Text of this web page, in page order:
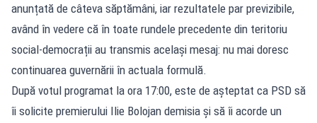
anunțată de câteva săptămâni, iar rezultatele par previzibile,
având în vedere că în toate rundele precedente din teritoriu
social-democrații au transmis același mesaj: nu mai doresc
continuarea guvernării în actuala formulă.
După votul programat la ora 17:00, este de așteptat ca PSD să
îi solicite premierului Ilie Bolojan demisia și să îi acorde un